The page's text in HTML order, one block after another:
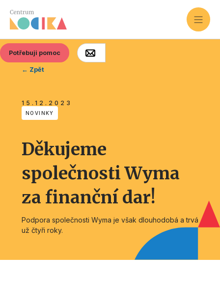
Potřebuji pomoc
← Zpět
15.12.2023
NOVINKY
Děkujeme
společnosti Wyma
za finanční dar!
Podpora společnosti Wyma je však dlouhodobá a trvá
už čtyři roky.